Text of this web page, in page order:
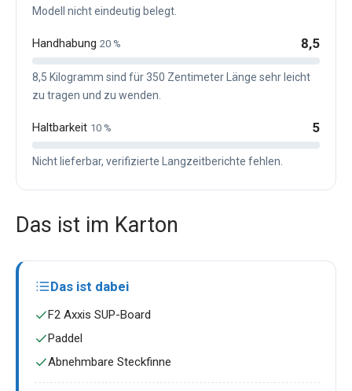
Modell nicht eindeutig belegt.
Handhabung 20 % 8,5
8,5 Kilogramm sind für 350 Zentimeter Länge sehr leicht
zu tragen und zu wenden.
Haltbarkeit 10 % 5
Nicht lieferbar, verifizierte Langzeitberichte fehlen.
Das ist im Karton
Das ist dabei
F2 Axxis SUP-Board
Paddel
Abnehmbare Steckfinne